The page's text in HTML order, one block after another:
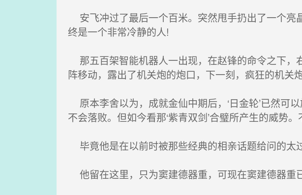
安飞冲过了最后一个百米。突然甩手扔出了一个亮
终是一个非常冷静的人!
那五百架智能机器人一出现，在赵锋的命令之下，
阵移动，露出了机关炮的炮口，下一刻，疯狂的机关
原本李舍以为，成就金仙中期后，‘日金轮’已然可
不会落败。但如今看那‘紫青双剑’合璧所产生的威势。
毕竟他是在以前时被那些经典的相亲话题给问的太
他留在这里，只为窦建德器重，可现在窦建德器重